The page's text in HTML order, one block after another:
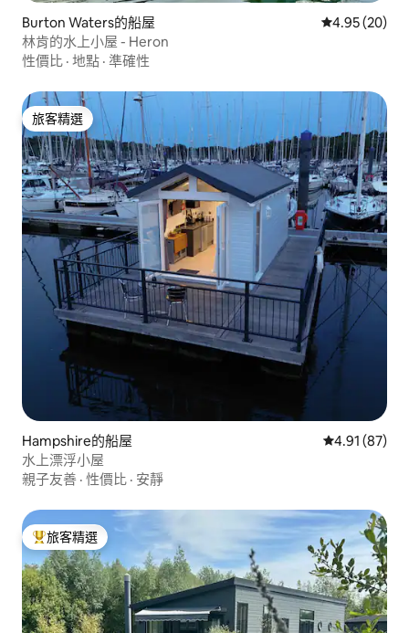
Burton Waters的船屋 從 20 則評價
4.95 (20)
林肯的水上小屋 - Heron
性價比 · 地點 · 準確性
旅客精選
旅客精選
Hampshire的船屋 從 87 則評價
4.91 (87)
水上漂浮小屋
親子友善 · 性價比 · 安靜
旅客精選榜首
旅客精選